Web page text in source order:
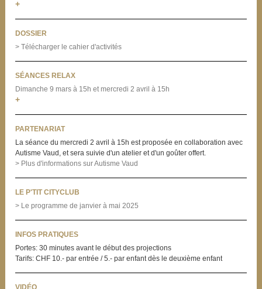
+
DOSSIER
> Télécharger le cahier d'activités
SÉANCES RELAX
Dimanche 9 mars à 15h et mercredi 2 avril à 15h
+
PARTENARIAT
La séance du mercredi 2 avril à 15h est proposée en collaboration avec
Autisme Vaud, et sera suivie d'un atelier et d'un goûter offert.
> Plus d'informations sur Autisme Vaud
LE P'TIT CITYCLUB
> Le programme de janvier à mai 2025
INFOS PRATIQUES
Portes: 30 minutes avant le début des projections
Tarifs: CHF 10.- par entrée / 5.- par enfant dès le deuxième enfant